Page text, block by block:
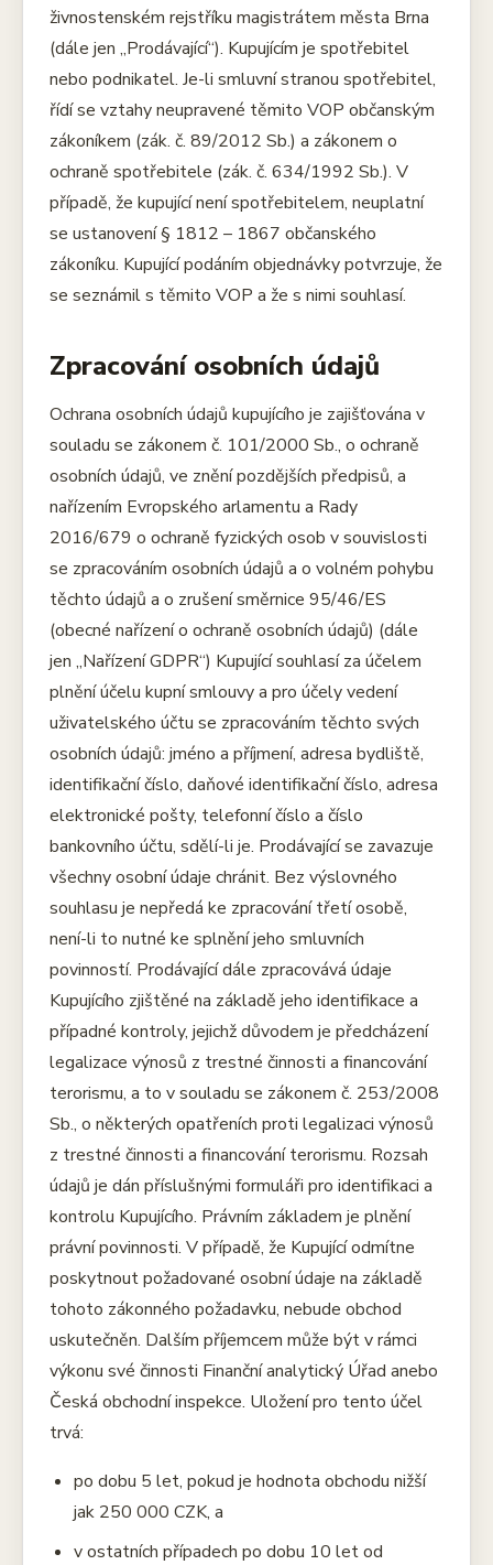
živnostenském rejstříku magistrátem města Brna
(dále jen „Prodávající“). Kupujícím je spotřebitel
nebo podnikatel. Je-li smluvní stranou spotřebitel,
řídí se vztahy neupravené těmito VOP občanským
zákoníkem (zák. č. 89/2012 Sb.) a zákonem o
ochraně spotřebitele (zák. č. 634/1992 Sb.). V
případě, že kupující není spotřebitelem, neuplatní
se ustanovení § 1812 – 1867 občanského
zákoníku. Kupující podáním objednávky potvrzuje, že
se seznámil s těmito VOP a že s nimi souhlasí.
Zpracování osobních údajů
Ochrana osobních údajů kupujícího je zajišťována v
souladu se zákonem č. 101/2000 Sb., o ochraně
osobních údajů, ve znění pozdějších předpisů, a
nařízením Evropského arlamentu a Rady
2016/679 o ochraně fyzických osob v souvislosti
se zpracováním osobních údajů a o volném pohybu
těchto údajů a o zrušení směrnice 95/46/ES
(obecné nařízení o ochraně osobních údajů) (dále
jen „Nařízení GDPR“) Kupující souhlasí za účelem
plnění účelu kupní smlouvy a pro účely vedení
uživatelského účtu se zpracováním těchto svých
osobních údajů: jméno a příjmení, adresa bydliště,
identifikační číslo, daňové identifikační číslo, adresa
elektronické pošty, telefonní číslo a číslo
bankovního účtu, sdělí-li je. Prodávající se zavazuje
všechny osobní údaje chránit. Bez výslovného
souhlasu je nepředá ke zpracování třetí osobě,
není-li to nutné ke splnění jeho smluvních
povinností. Prodávající dále zpracovává údaje
Kupujícího zjištěné na základě jeho identifikace a
případné kontroly, jejichž důvodem je předcházení
legalizace výnosů z trestné činnosti a financování
terorismu, a to v souladu se zákonem č. 253/2008
Sb., o některých opatřeních proti legalizaci výnosů
z trestné činnosti a financování terorismu. Rozsah
údajů je dán příslušnými formuláři pro identifikaci a
kontrolu Kupujícího. Právním základem je plnění
právní povinnosti. V případě, že Kupující odmítne
poskytnout požadované osobní údaje na základě
tohoto zákonného požadavku, nebude obchod
uskutečněn. Dalším příjemcem může být v rámci
výkonu své činnosti Finanční analytický Úřad anebo
Česká obchodní inspekce. Uložení pro tento účel
trvá:
po dobu 5 let, pokud je hodnota obchodu nižší
jak 250 000 CZK, a
v ostatních případech po dobu 10 let od